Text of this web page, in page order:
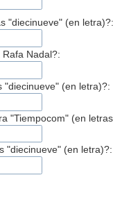
"diecinueve" (en letra)?:
Nadal?:
"diecinueve" (en letra)?:
"Tiempocom" (en
"diecinueve" (en letra)?: